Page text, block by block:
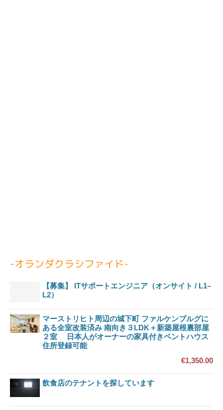
-オランダクラシファイド-
【募集】 ITサポートエンジニア（オンサイト / L1–
L2）
マーストリヒト周辺の城下町 ファルケンブルグに
ある全室改装済み 南向き３LDK＋新築屋根裏部屋
２室 日本人がオーナーの家具付きペントハウス
住所登録可能
€1,350.00
飲食店のテナントを探しています